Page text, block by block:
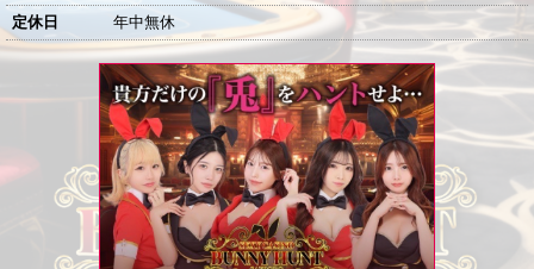
定休日
年中無休